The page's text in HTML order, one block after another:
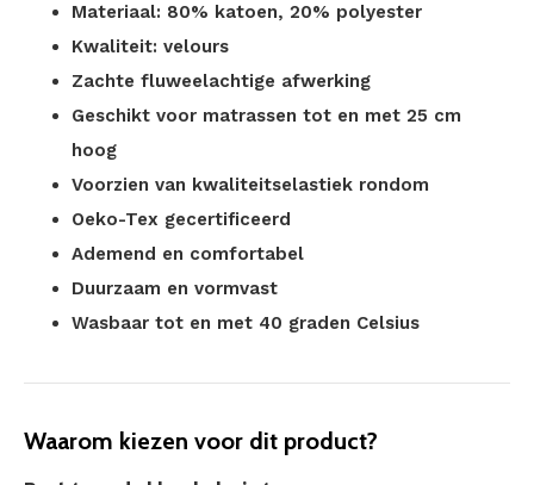
Materiaal: 80% katoen, 20% polyester
Kwaliteit: velours
Zachte fluweelachtige afwerking
Geschikt voor matrassen tot en met 25 cm
hoog
Voorzien van kwaliteitselastiek rondom
Oeko-Tex gecertificeerd
Ademend en comfortabel
Duurzaam en vormvast
Wasbaar tot en met 40 graden Celsius
Waarom kiezen voor dit product?